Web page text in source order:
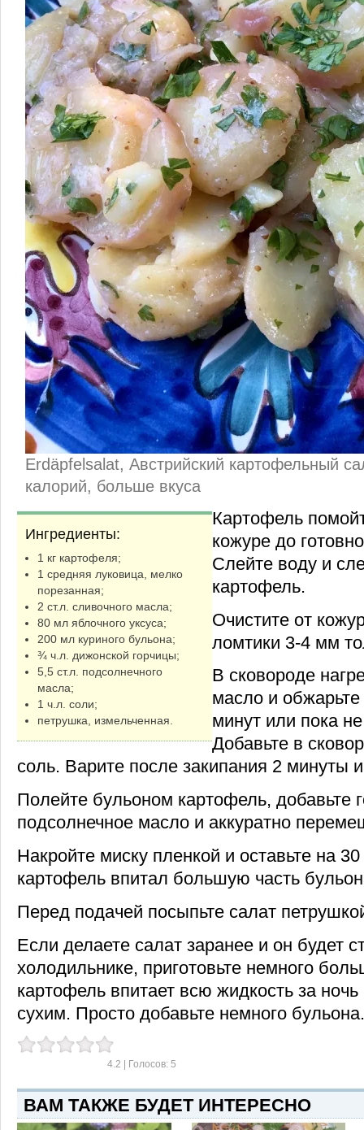
Erdäpfelsalat, Австрийский картофельный
калорий, больше вкуса
Ингредиенты:
1 кг картофеля;
1 средняя луковица, мелко
порезанная;
2 ст.л. сливочного масла;
80 мл яблочного уксуса;
200 мл куриного бульона;
¾ ч.л. дижонской горчицы;
5,5 ст.л. подсолнечного
масла;
1 ч.л. соли;
петрушка, измельченная.
Картофель
кожуре до
Слейте воду и
картофель.
Очистите от
ломтики 3-4 мм
В сковороде
масло и обжарьте
минут или пока
Добавьте в
соль. Варите после закипания 2 минуты
Полейте бульоном картофель, добавьте
подсолнечное масло и аккуратно
Накройте миску пленкой и оставьте на
картофель впитал большую часть
Перед подачей посыпьте салат
Если делаете салат заранее и он будет
холодильнике, приготовьте немного
картофель впитает всю жидкость за
сухим. Просто добавьте немного бульона.
4.2 | Голосов: 5
ВАМ ТАКЖЕ БУДЕТ ИНТЕРЕСНО